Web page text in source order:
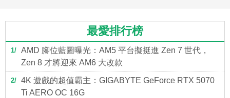
最愛排行榜
1
AMD 腳位藍圖曝光：AM5 平台擬挺進 Zen 7 世代，
Zen 8 才將迎來 AM6 大改款
2
4K 遊戲的超值霸主：GIGABYTE GeForce RTX 5070
Ti AERO OC 16G